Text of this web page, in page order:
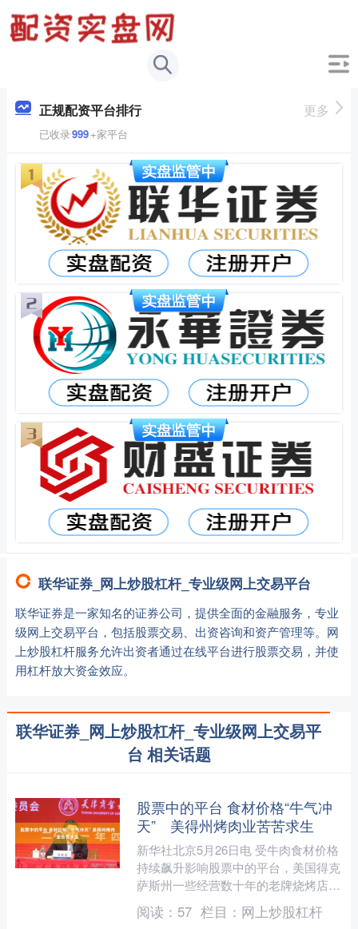
正规配资平台排行
已收录999+家平台
更多
联华证券_网上炒股杠杆_专业级网上交易平台
联华证券是一家知名的证券公司，提供全面的金融服务，专业
级网上交易平台，包括股票交易、出资咨询和资产管理等。网
上炒股杠杆服务允许出资者通过在线平台进行股票交易，并使
用杠杆放大资金效应。
联华证券_网上炒股杠杆_专业级网上交易平
台 相关话题
股票中的平台 食材价格“牛气冲
天” 美得州烤肉业苦苦求生
新华社北京5月26日电 受牛肉食材价格
持续飙升影响股票中的平台，美国得克
萨斯州一些经营数十年的老牌烧烤店近
期相继停业。业内人士说，高成本压力
正在冲击当地烧烤行业....
阅读： 57 栏目： 网上炒股杠杆